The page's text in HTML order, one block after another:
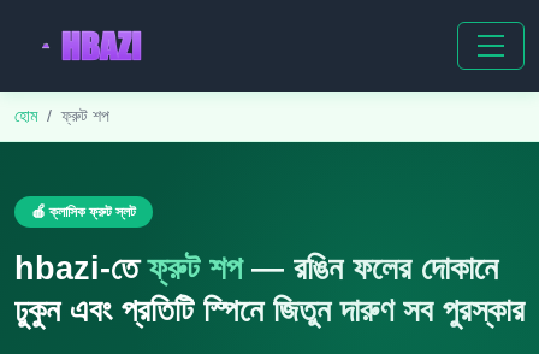
হোম ফ্রুট শপ
🍎 ক্লাসিক ফ্রুট স্লট
hbazi-তেফ্রুট শপ— রঙিন ফলের দোকানে
ঢুকুন এবং প্রতিটি স্পিনে জিতুন দারুণ সব পুরস্কার